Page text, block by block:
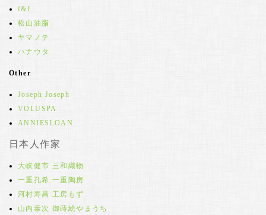
f&f
松山油脂
ヤマノテ
ハナウタ
Other
Joseph Joseph
VOLUSPA
ANNIESLOAN
日本人作家
大峡健市 三和織物
一重孔希 一重陶房
河村寿昌 工房もず
山内泰次 御蒔絵やまうち